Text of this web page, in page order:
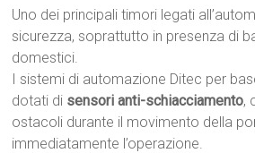
Uno dei principali timori legati
sicurezza, soprattutto in presenza di
domestici.
I sistemi di automazione Ditec per
dotati di sensori anti-schiacciamento,
ostacoli durante il movimento della
immediatamente l’operazione.